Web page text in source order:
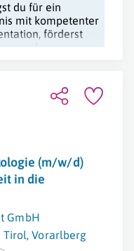
du für ein
mit kompetenter
förderst
und
(m/w/d)
in die
GmbH
Tirol,Vorarlberg